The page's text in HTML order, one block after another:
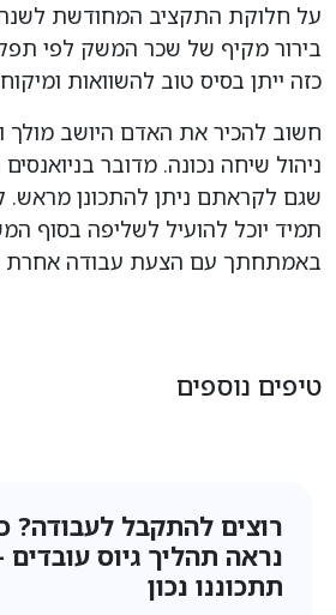
על חלוקת התקציב המחודשת
בירור מקיף של שכר המשק לפי
כזה ייתן בסיס טוב להשוואות ומיקוח
חשוב להכיר את האדם היושב
ניהול שיחה נכונה. מדובר
שגם לקראתם ניתן להתכונן מראש.
תמיד יוכל להועיל לשליפה בסוף
באמתחתך עם הצעת עבודה אחרת
טיפים נוספים
רוצים להתקבל לעבודה?
נראה תהליך גיוס עובדים
תתכוננו נכון